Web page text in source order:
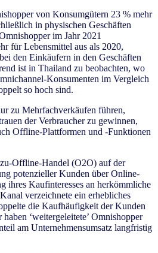
von Konsumgütern 23 % mehr
in physischen Geschäften
im Jahr 2021
für Lebensmittel aus als 2020,
den Einkäufern in den Geschäften
ist in Thailand zu beobachten, wo
Konsumenten im Vergleich
so hoch sind.
zu Mehrfachverkäufen führen,
der Verbraucher zu gewinnen,
Offline-Plattformen und -Funktionen
Offline-Handel (O2O) auf der
potenzieller Kunden über Online-
ihres Kaufinteresses an herkömmliche
verzeichnete ein erhebliches
die Kaufhäufigkeit der Kunden
‘weitergeleitete’ Omnishopper
am Unternehmensumsatz langfristig